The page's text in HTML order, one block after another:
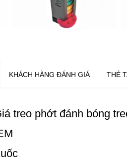
KHÁCH HÀNG ĐÁNH GIÁ THẺ
treo phớt đánh bóng